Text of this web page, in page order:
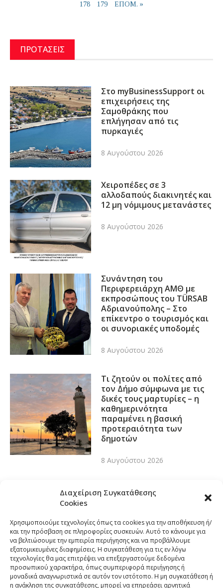
Διαχείριση Συγκατάθεσης
Cookies
Χρησιμοποιούμε τεχνολογίες όπως τα cookies για την αποθήκευση ή/
και την πρόσβαση σε πληροφορίες συσκευών. Αυτό το κάνουμε για
να βελτιώσουμε την εμπειρία περιήγησης και να προβάλλουμε
εξατομικευμένες διαφημίσεις. Η συγκατάθεση για τις εν λόγω
τεχνολογίες θα μας επιτρέψει να επεξεργαστούμε δεδομένα
προσωπικού χαρακτήρα, όπως συμπεριφορά περιήγησης ή
μοναδικά αναγνωριστικά σε αυτόν τον ιστότοπο. Η μη συγκατάθεση ή
η ανάκληση της συγκατάθεσης, μπορεί να επηρεάσει αρνητικά
178
179 ΕΠΟΜ. »
ΠΡΟΤΑΣΕΙΣ
Στο myBusinessSupport οι
επιχειρήσεις της
Σαμοθράκης που
επλήγησαν από τις
πυρκαγιές
8 Αυγούστου 2026
Χειροπέδες σε 3
αλλοδαπούς διακινητές και
12 μη νόμιμους μετανάστες
8 Αυγούστου 2026
Συνάντηση του
Περιφερειάρχη ΑΜΘ με
εκπροσώπους του TÜRSAB
Αδριανούπολης – Στο
επίκεντρο ο τουρισμός και
οι συνοριακές υποδομές
8 Αυγούστου 2026
Τι ζητούν οι πολίτες από
τον Δήμο σύμφωνα με τις
δικές τους μαρτυρίες – η
καθημερινότητα
παραμένει η βασική
προτεραιότητα των
δημοτών
8 Αυγούστου 2026